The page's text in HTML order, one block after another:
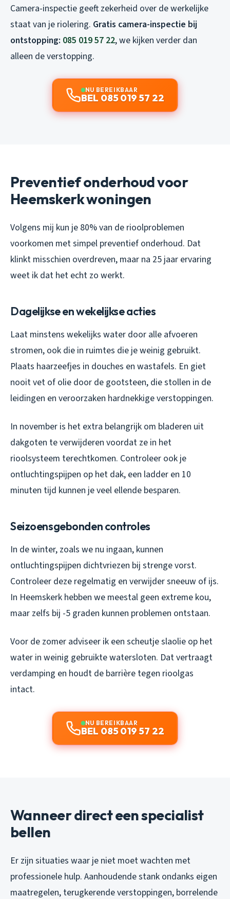
Camera-inspectie geeft zekerheid over de werkelijke
staat van je riolering. Gratis camera-inspectie bij
ontstopping: 085 019 57 22, we kijken verder dan
alleen de verstopping.
NU BEREIKBAAR
BEL 085 019 57 22
Preventief onderhoud voor
Heemskerk woningen
Volgens mij kun je 80% van de rioolproblemen
voorkomen met simpel preventief onderhoud. Dat
klinkt misschien overdreven, maar na 25 jaar ervaring
weet ik dat het echt zo werkt.
Dagelijkse en wekelijkse acties
Laat minstens wekelijks water door alle afvoeren
stromen, ook die in ruimtes die je weinig gebruikt.
Plaats haarzeefjes in douches en wastafels. En giet
nooit vet of olie door de gootsteen, die stollen in de
leidingen en veroorzaken hardnekkige verstoppingen.
In november is het extra belangrijk om bladeren uit
dakgoten te verwijderen voordat ze in het
rioolsysteem terechtkomen. Controleer ook je
ontluchtingspijpen op het dak, een ladder en 10
minuten tijd kunnen je veel ellende besparen.
Seizoensgebonden controles
In de winter, zoals we nu ingaan, kunnen
ontluchtingspijpen dichtvriezen bij strenge vorst.
Controleer deze regelmatig en verwijder sneeuw of ijs.
In Heemskerk hebben we meestal geen extreme kou,
maar zelfs bij -5 graden kunnen problemen ontstaan.
Voor de zomer adviseer ik een scheutje slaolie op het
water in weinig gebruikte watersloten. Dat vertraagt
verdamping en houdt de barrière tegen rioolgas
intact.
NU BEREIKBAAR
BEL 085 019 57 22
Wanneer direct een specialist
bellen
Er zijn situaties waar je niet moet wachten met
professionele hulp. Aanhoudende stank ondanks eigen
maatregelen, terugkerende verstoppingen, borrelende